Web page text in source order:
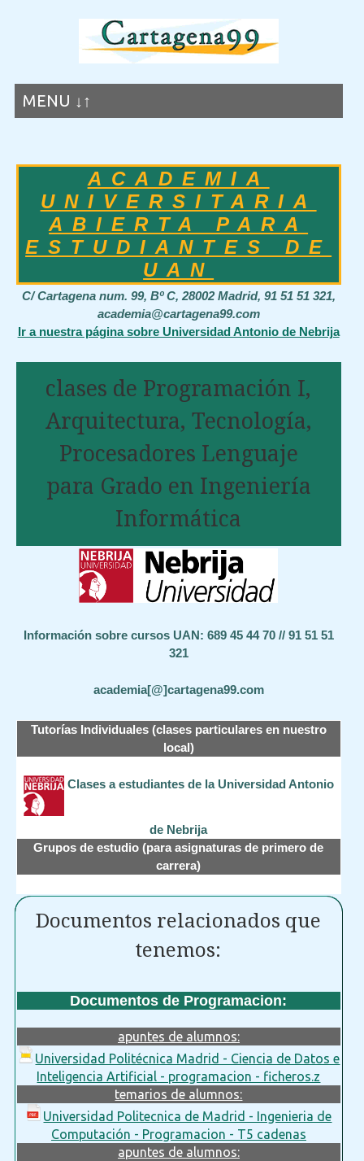
MENU ↓↑
ACADEMIA
UNIVERSITARIA
ABIERTA PARA
ESTUDIANTES DE
UAN
C/ Cartagena num. 99, Bº C, 28002 Madrid, 91 51 51 321,
academia@cartagena99.com
Ir a nuestra página sobre Universidad Antonio de Nebrija
clases de Programación I,
Arquitectura, Tecnología,
Procesadores Lenguaje
para Grado en Ingeniería
Informática
Información sobre cursos UAN: 689 45 44 70 // 91 51 51
321
academia[@]cartagena99.com
Tutorías Individuales (clases particulares en nuestro
local)
Clases a estudiantes de la Universidad Antonio
de Nebrija
Grupos de estudio (para asignaturas de primero de
carrera)
Documentos relacionados que
tenemos:
Documentos de Programacion:
apuntes de alumnos:
Universidad Politécnica Madrid - Ciencia de Datos e
Inteligencia Artificial - programacion - ficheros.z
temarios de alumnos:
Universidad Politecnica de Madrid - Ingenieria de
Computación - Programacion - T5 cadenas
apuntes de alumnos: